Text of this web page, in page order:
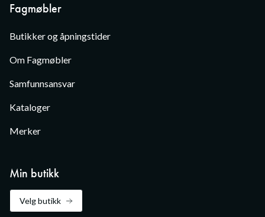
Fagmøbler
Butikker og åpningstider
Om Fagmøbler
Samfunnsansvar
Kataloger
Merker
Min butikk
Velg butikk